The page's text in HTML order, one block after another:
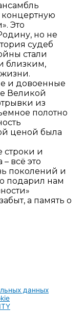
концертную
Это
но не
судеб
стали
близким,
и довоенные
Великой
из
полотно
ценой была
строки и
всё это
поколений и
подарил нам
а память о
данных